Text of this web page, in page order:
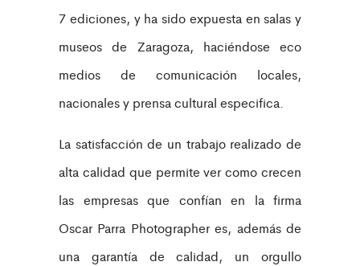
7 ediciones, y ha sido expuesta en salas y
museos de Zaragoza, haciéndose eco
medios de comunicación locales,
nacionales y prensa cultural especifica.
La satisfacción de un trabajo realizado de
alta calidad que permite ver como crecen
las empresas que confían en la firma
Oscar Parra Photographer es, además de
una garantía de calidad, un orgullo